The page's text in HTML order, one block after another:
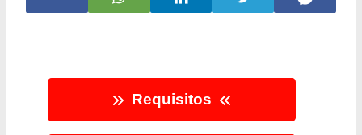
Requisitos